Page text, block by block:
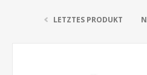
LETZTES PRODUKT